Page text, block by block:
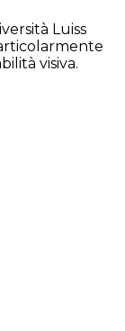
Luiss
visiva.